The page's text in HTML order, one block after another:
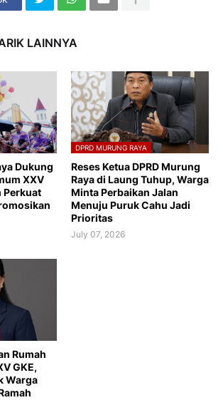
LAINNYA
Dukung
XXV
Perkuat
DPRD MURUNG RAYA
Reses Ketua DPRD Murung
Raya di Laung Tuhup, Warga
Minta Perbaikan Jalan
Menuju Puruk Cahu Jadi
Prioritas
July 07, 2026
Rumah
GKE,
Warga